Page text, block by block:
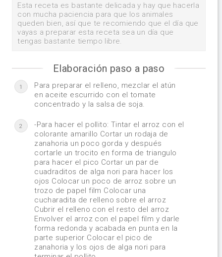
Esta receta es bastante delicada y hay que hacerla
con mucha paciencia para que los animales
queden bien, así que te recomiendo que el día que
vayas a preparar esta receta sea un día que
tengas bastante tiempo libre.
Elaboración paso a paso
1
Para preparar el relleno, mezclar el atún
en aceite escurrido con el tomate
concentrado y la salsa de soja.
2
-Para hacer el pollito: Tintar el arroz con el
colorante amarillo Cortar un rodaja de
zanahoria un poco gorda y después
cortarle un trocito en forma de triangulo
para hacer el pico Cortar un par de
cuadraditos de alga nori para hacer los
ojos Colocar un poco de arroz sobre un
trozo de papel film Colocar una
cucharadita de relleno sobre el arroz
Cubrir el relleno con el resto del arroz
Envolver el arroz con el papel film y darle
forma redonda y acabada en punta en la
parte superior Colocar el pico de
zanahoria y los ojos de alga nori para